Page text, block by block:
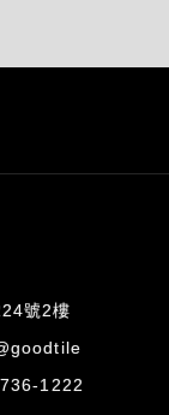
號2樓
1222